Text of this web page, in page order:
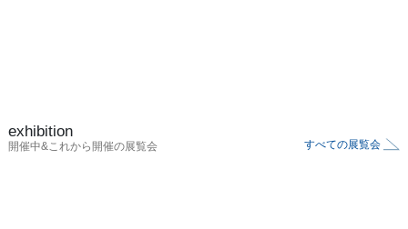
exhibition
開催中&これから開催の展覧会 すべての展覧会